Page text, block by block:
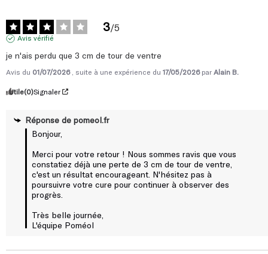
3/5
Avis vérifié
je n'ais perdu que 3 cm de tour de ventre
Avis du 01/07/2026 , suite à une expérience du 17/05/2026 par Alain B.
Utile(0)Signaler
Réponse de pomeol.fr
Bonjour,
Merci pour votre retour ! Nous sommes ravis que vous
constatiez déjà une perte de 3 cm de tour de ventre,
c'est un résultat encourageant. N'hésitez pas à
poursuivre votre cure pour continuer à observer des
progrès.
Très belle journée,
L'équipe Poméol